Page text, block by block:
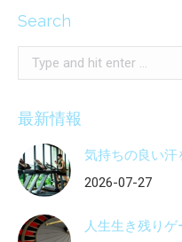
Search
Search:
最新情報
気持ちの良い汗
2026-07-27
人生生き残りゲ